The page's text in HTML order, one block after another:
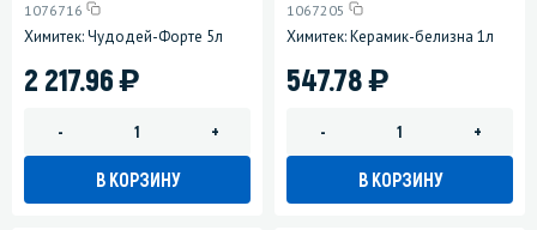
1076716
Химитек: Чудодей-Форте 5л
2 217.96)
- +
В КОРЗИНУ
1067205
Химитек: Керамик-белизна 1л
547.78)
- +
В КОРЗИНУ